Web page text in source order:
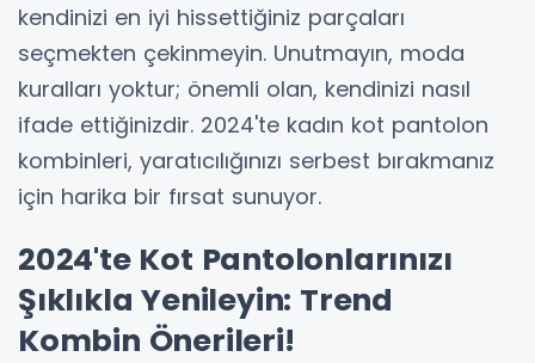
kendinizi en iyi hissettiğiniz parçaları
seçmekten çekinmeyin. Unutmayın, moda
kuralları yoktur; önemli olan, kendinizi nasıl
ifade ettiğinizdir. 2024'te kadın kot pantolon
kombinleri, yaratıcılığınızı serbest bırakmanız
için harika bir fırsat sunuyor.
2024'te Kot Pantolonlarınızı
Şıklıkla Yenileyin: Trend
Kombin Önerileri!